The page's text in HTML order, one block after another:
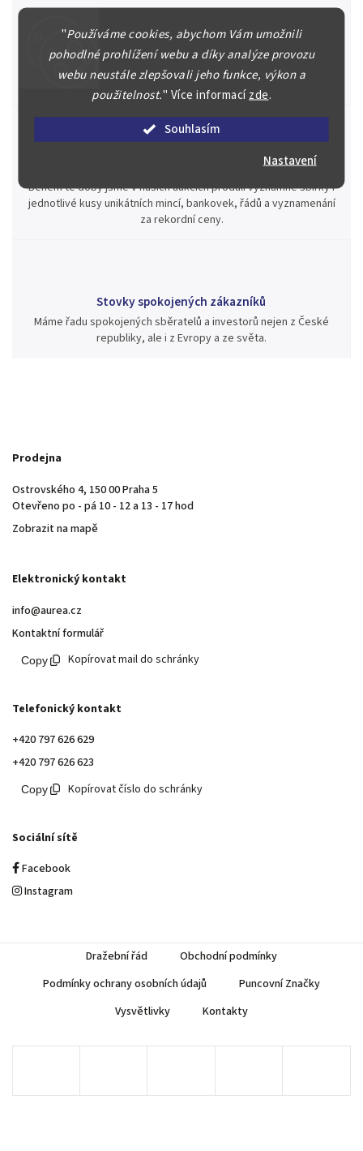
"Používáme cookies, abychom Vám umožnili
pohodlné prohlížení webu a díky analýze provozu
webu neustále zlepšovali jeho funkce, výkon a
použitelnost." Více informacízde.
Souhlasím
Nastavení
Špičkové služby za nejlepší ceny
Náš kolektiv specialistů a znalců se Vám bude plně věnovat.
Posoudíme kvalitu a pravost Vašeho materiálu, prodáme v naší
aukci nebo Vám poradíme kam investovat.
Jsme zde pro Vás nepřetržitě již od roku 2000
Během té doby jsme v našich aukcích prodali významné sbírky i
jednotlivé kusy unikátních mincí, bankovek, řádů a vyznamenání
za rekordní ceny.
Stovky spokojených zákazníků
Máme řadu spokojených sběratelů a investorů nejen z České
republiky, ale i z Evropy a ze světa.
Prodejna
Ostrovského 4, 150 00 Praha 5
Otevřeno po - pá 10 - 12 a 13 - 17 hod
Zobrazit na mapě
Elektronický kontakt
info@aurea.cz
Kontaktní formulář
Kopírovat mail do schránky
Telefonický kontakt
+420 797 626 629
+420 797 626 623
Kopírovat číslo do schránky
Sociální sítě
Facebook
Instagram
Dražební řád
Obchodní podmínky
Podmínky ochrany osobních údajů
Puncovní Značky
Vysvětlivky
Kontakty